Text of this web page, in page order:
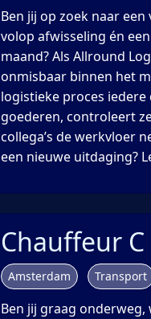
Ben jij op zoek naar
volop afwisseling én
maand? Als Allround
onmisbaar binnen het
logistieke proces iedere
goederen, controleert
collega’s de werkvloer
een nieuwe uitdaging?
Chauffeur
Amsterdam Transport
Ben jij graag